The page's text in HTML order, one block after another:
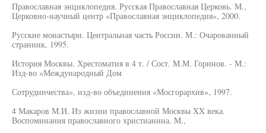
Православная энциклопедия. Русская Православная Церковь. М.,
Церковно-научный центр «Православная энциклопедия», 2000.
Русские монастыри. Центральная часть России. М.: Очарованный
странник, 1995.
История Москвы. Хрестоматия в 4 т. / Сост. М.М. Горинов. - М.:
Изд-во «Международный Дом
Сотрудничества», изд-во объединения «Мосгорархив», 1997.
4 Макаров М.И. Из жизни православной Москвы XX века.
Воспоминания православного христианина. М.,